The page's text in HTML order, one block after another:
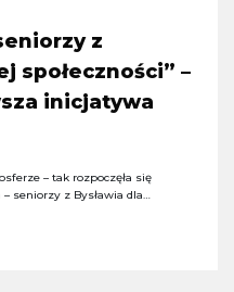
z
społeczności” –
inicjatywa
– tak rozpoczęła się
seniorzy z Bysławia dla…